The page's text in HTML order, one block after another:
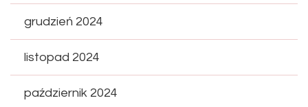
grudzień 2024
listopad 2024
październik 2024